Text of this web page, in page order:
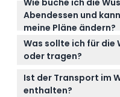
bereitgestellt. Kinder
nicht empfohlen, am
Schwangere Frauen
Nackenschmerzen,
Herzproblemen oder
medizinischen
Dünenfahren der
Wie buche ich die
Abendessen und
meine Pläne ändern?
Sie können ganz
buchen, mit
4x4-Transport. Sie
der Tour stornieren
Rückerstattung
Was sollte ich für
oder tragen?
Tragen Sie bequeme
Schuhe, die für
Ist der Transport im
enthalten?